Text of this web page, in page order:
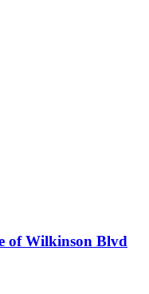
of Wilkinson Blvd